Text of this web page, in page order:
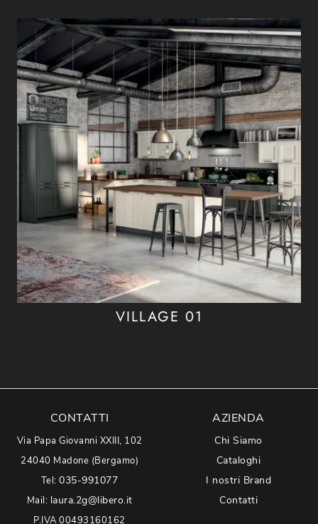
VILLAGE 01
CONTATTI
Via Papa Giovanni XXIII, 102
24040 Madone (Bergamo)
Tel:035-991077
Mail: laura.2g@libero.it
P.IVA 00493160162
AZIENDA
Chi Siamo
Cataloghi
I nostri Brand
Contatti